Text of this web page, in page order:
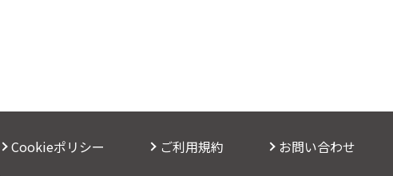
Cookieポリシー ご利用規約 お問い合わせ